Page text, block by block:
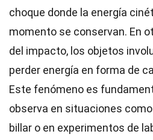
choque donde la energía
momento se conservan. En
del impacto, los objetos
perder energía en forma de
Este fenómeno es
observa en situaciones
billar o en experimentos de